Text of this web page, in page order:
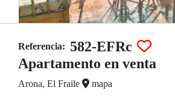
Referencia: 582-EFRc
Apartamento en venta
Arona, El Fraile mapa